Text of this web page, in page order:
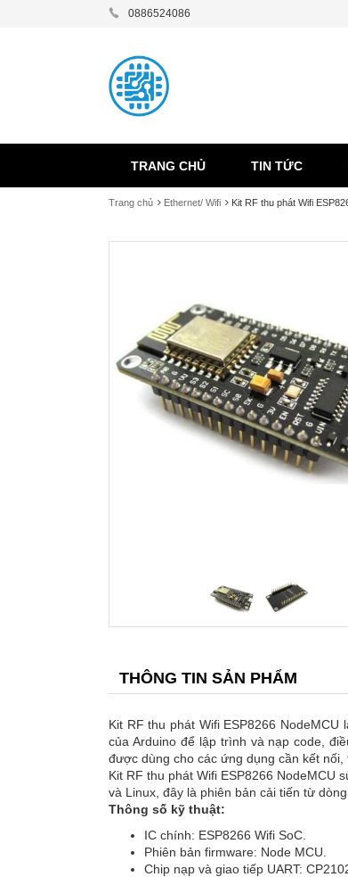
0886524086
TRANG CHỦ TIN TỨC
Trang chủ Ethernet/ Wifi Kit RF thu phát Wifi
THÔNG TIN SẢN PHẨM
Kit RF thu phát Wifi ESP8266
của Arduino để lập trình và nạp code,
được dùng cho các ứng dụng cần kết
Kit RF thu phát Wifi ESP8266 NodeMCU
và Linux, đây là phiên bản cải tiến từ
Thông số kỹ thuật:
IC chính: ESP8266 Wifi SoC.
Phiên bản firmware: Node MCU.
Chip nạp và giao tiếp UART: